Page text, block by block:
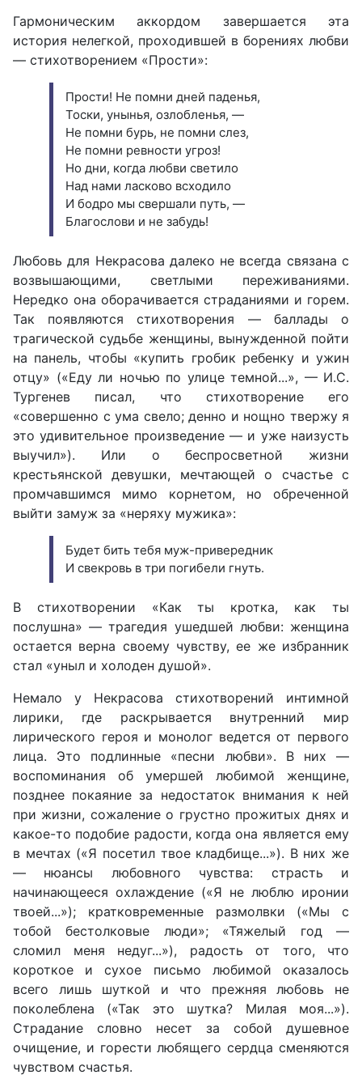
Гармоническим аккордом завершается эта
история нелегкой, проходившей в борениях любви
— стихотворением «Прости»:
Прости! Не помни дней паденья,
Тоски, унынья, озлобленья, —
Не помни бурь, не помни слез,
Не помни ревности угроз!
Но дни, когда любви светило
Над нами ласково всходило
И бодро мы свершали путь, —
Благослови и не забудь!
Любовь для Некрасова далеко не всегда связана с
возвышающими, светлыми переживаниями.
Нередко она оборачивается страданиями и горем.
Так появляются стихотворения — баллады о
трагической судьбе женщины, вынужденной пойти
на панель, чтобы «купить гробик ребенку и ужин
отцу» («Еду ли ночью по улице темной...», — И.С.
Тургенев писал, что стихотворение его
«совершенно с ума свело; денно и нощно твержу я
это удивительное произведение — и уже наизусть
выучил»). Или о беспросветной жизни
крестьянской девушки, мечтающей о счастье с
промчавшимся мимо корнетом, но обреченной
выйти замуж за «неряху мужика»:
Будет бить тебя муж-привередник
И свекровь в три погибели гнуть.
В стихотворении «Как ты кротка, как ты
послушна» — трагедия ушедшей любви: женщина
остается верна своему чувству, ее же избранник
стал «уныл и холоден душой».
Немало у Некрасова стихотворений интимной
лирики, где раскрывается внутренний мир
лирического героя и монолог ведется от первого
лица. Это подлинные «песни любви». В них —
воспоминания об умершей любимой женщине,
позднее покаяние за недостаток внимания к ней
при жизни, сожаление о грустно прожитых днях и
какое-то подобие радости, когда она является ему
в мечтах («Я посетил твое кладбище...»). В них же
— нюансы любовного чувства: страсть и
начинающееся охлаждение («Я не люблю иронии
твоей...»); кратковременные размолвки («Мы с
тобой бестолковые люди»; «Тяжелый год —
сломил меня недуг...»), радость от того, что
короткое и сухое письмо любимой оказалось
всего лишь шуткой и что прежняя любовь не
поколеблена («Так это шутка? Милая моя...»).
Страдание словно несет за собой душевное
очищение, и горести любящего сердца сменяются
чувством счастья.